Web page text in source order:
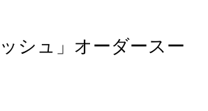
シュ」オーダースー